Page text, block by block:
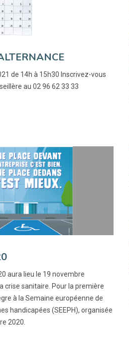
de 14h à 15h30 Inscrivez-vous
au 02 96 62 33 33
aura lieu le 19 novembre
crise sanitaire. Pour la première
à la Semaine européenne de
handicapées (SEEPH), organisée
2020.